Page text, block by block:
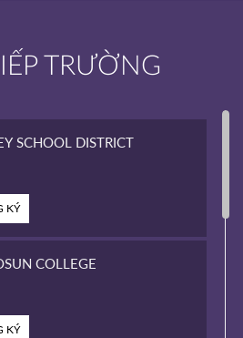
TRƯỜNG
SCHOOL DISTRICT
KÝ
COLLEGE
KÝ